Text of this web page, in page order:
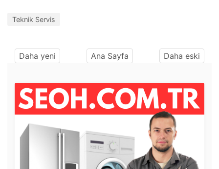
Teknik Servis
Daha yeni Ana Sayfa Daha eski